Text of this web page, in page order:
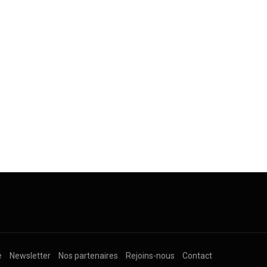
Newsletter Nos partenaires Rejoins-nous Contact